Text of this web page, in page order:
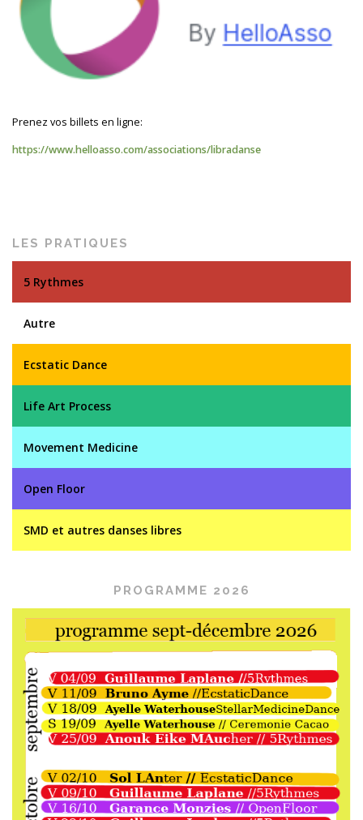
Prenez vos billets en ligne:
https://www.helloasso.com/associations/libradanse
LES PRATIQUES
5 Rythmes
Autre
Ecstatic Dance
Life Art Process
Movement Medicine
Open Floor
SMD et autres danses libres
PROGRAMME 2026